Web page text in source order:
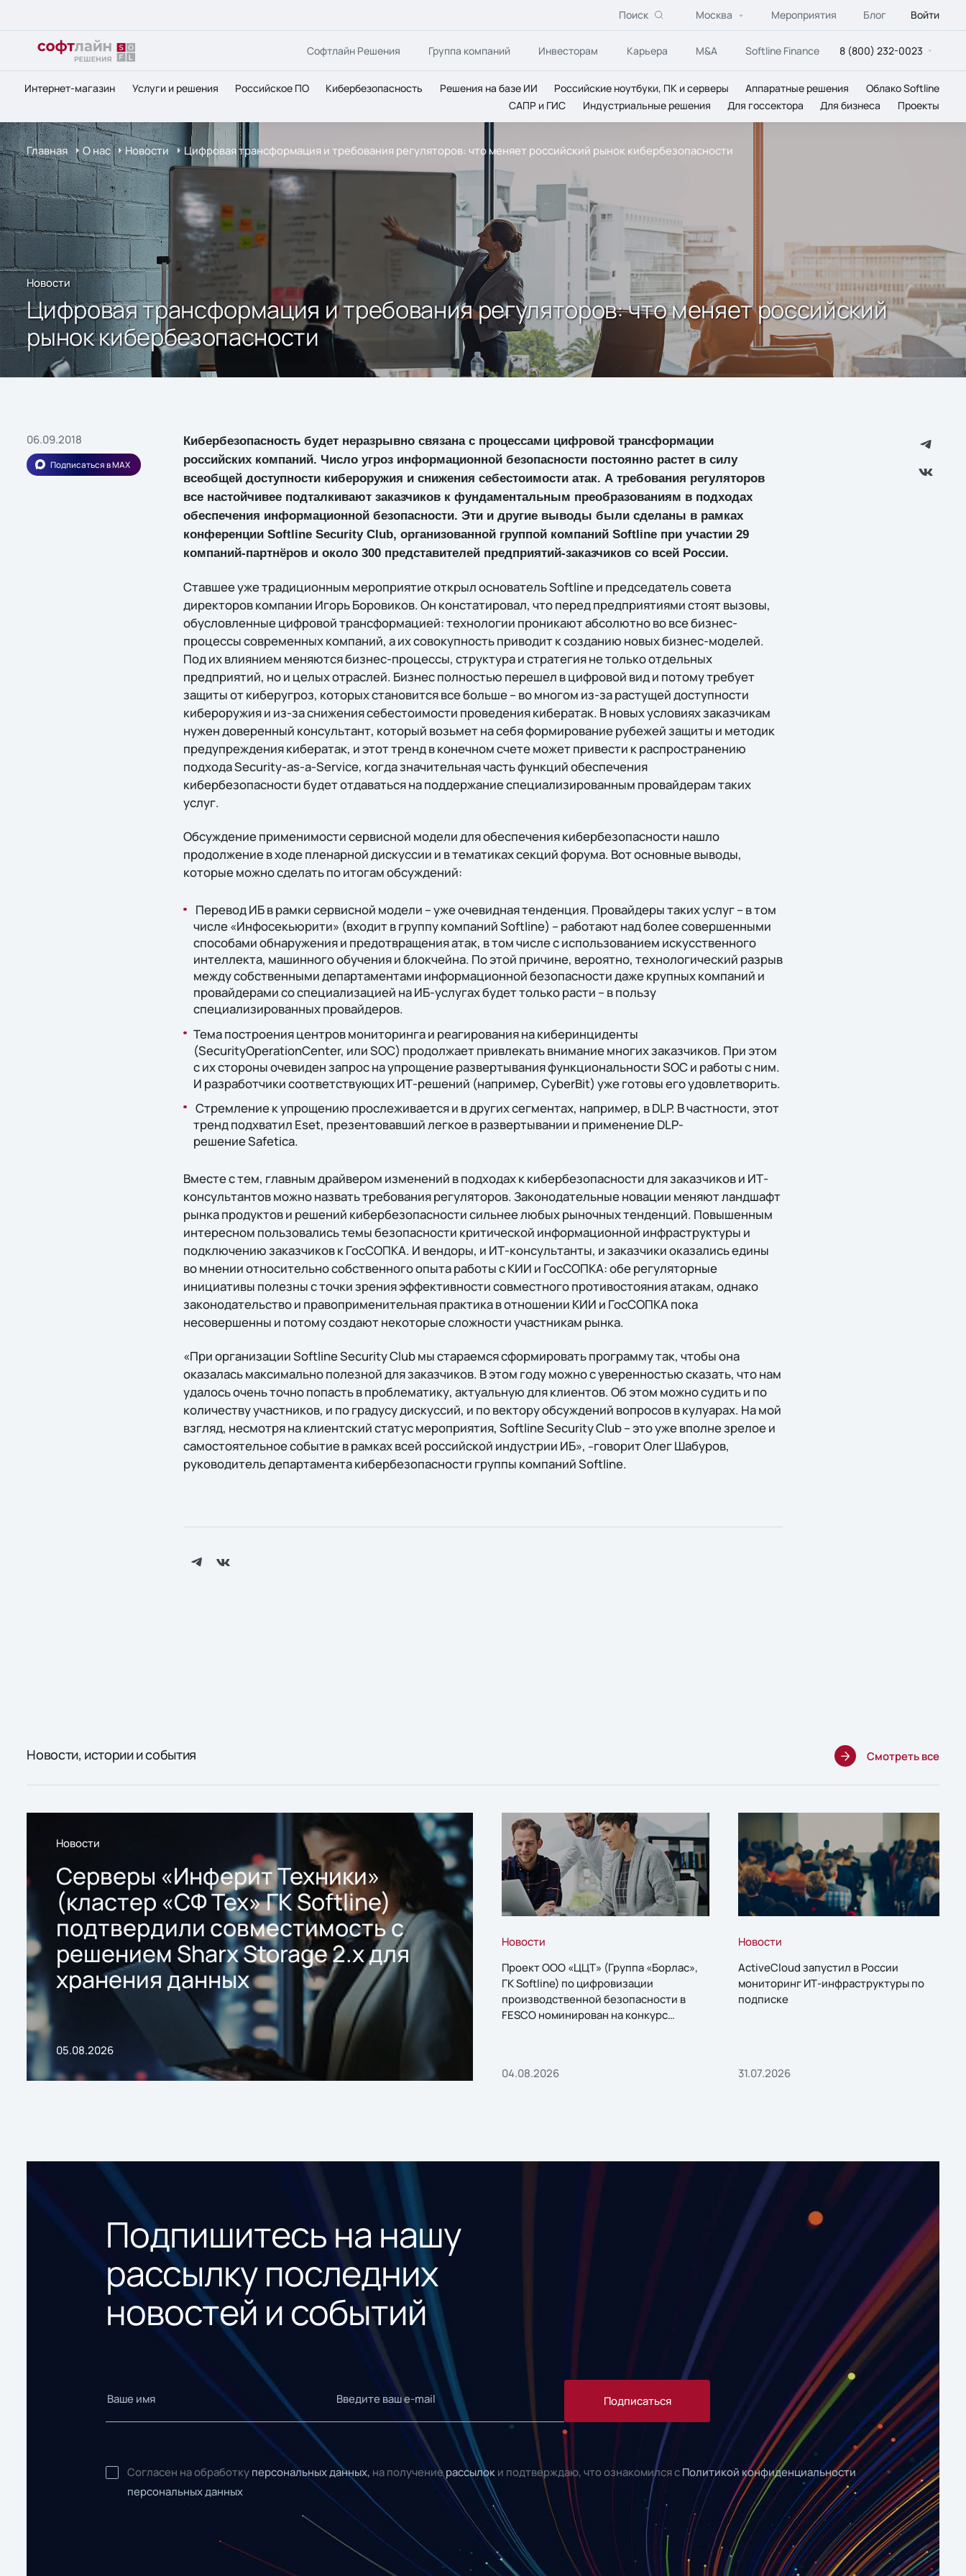
Поиск Москва Мероприятия Блог Войти
Софтлайн Решения Группа компаний Инвесторам Карьера M&A Softline Finance 8 (800) 232-0023
Интернет-магазин Услуги и решения Российское ПО Кибербезопасность Решения на базе ИИ Российские ноутбуки, ПК и серверы Аппаратные решения
Облако Softline
САПР и ГИС
Индустриальные решения Для госсектора Для бизнеса Проекты
Главная О нас Новости Цифровая трансформация и требования регуляторов: что меняет российский рынок кибербезопасности
Новости
Цифровая трансформация и требования регуляторов: что меняет российский
рынок кибербезопасности
06.09.2018
Подписаться в MAX
Кибербезопасность будет неразрывно связана с процессами цифровой трансформации
российских компаний. Число угроз информационной безопасности постоянно растет в силу
всеобщей доступности кибероружия и снижения себестоимости атак. А требования регуляторов
все настойчивее подталкивают заказчиков к фундаментальным преобразованиям в подходах
обеспечения информационной безопасности. Эти и другие выводы были сделаны в рамках
конференции Softline Security Club, организованной группой компаний Softline при участии 29
компаний-партнёров и около 300 представителей предприятий-заказчиков со всей России.
Ставшее уже традиционным мероприятие открыл основатель Softline и председатель совета
директоров компании Игорь Боровиков. Он констатировал, что перед предприятиями стоят вызовы,
обусловленные цифровой трансформацией: технологии проникают абсолютно во все бизнес-
процессы современных компаний, а их совокупность приводит к созданию новых бизнес-моделей.
Под их влиянием меняются бизнес-процессы, структура и стратегия не только отдельных
предприятий, но и целых отраслей. Бизнес полностью перешел в цифровой вид и потому требует
защиты от киберугроз, которых становится все больше – во многом из-за растущей доступности
кибероружия и из-за снижения себестоимости проведения кибератак. В новых условиях заказчикам
нужен доверенный консультант, который возьмет на себя формирование рубежей защиты и методик
предупреждения кибератак, и этот тренд в конечном счете может привести к распространению
подхода Security-as-a-Service, когда значительная часть функций обеспечения
кибербезопасности будет отдаваться на поддержание специализированным провайдерам таких
услуг.
Обсуждение применимости сервисной модели для обеспечения кибербезопасности нашло
продолжение в ходе пленарной дискуссии и в тематиках секций форума. Вот основные выводы,
которые можно сделать по итогам обсуждений:
Перевод ИБ в рамки сервисной модели – уже очевидная тенденция. Провайдеры таких услуг – в том
числе «Инфосекьюрити» (входит в группу компаний Softline) – работают над более совершенными
способами обнаружения и предотвращения атак, в том числе с использованием искусственного
интеллекта, машинного обучения и блокчейна. По этой причине, вероятно, технологический разрыв
между собственными департаментами информационной безопасности даже крупных компаний и
провайдерами со специализацией на ИБ-услугах будет только расти – в пользу
специализированных провайдеров.
Тема построения центров мониторинга и реагирования на киберинциденты
(SecurityOperationCenter, или SOC) продолжает привлекать внимание многих заказчиков. При этом
с их стороны очевиден запрос на упрощение развертывания функциональности SOC и работы с ним.
И разработчики соответствующих ИТ-решений (например, CyberBit) уже готовы его удовлетворить.
Стремление к упрощению прослеживается и в других сегментах, например, в DLP. В частности, этот
тренд подхватил Eset, презентовавший легкое в развертывании и применение DLP-
решение Safetica.
Вместе с тем, главным драйвером изменений в подходах к кибербезопасности для заказчиков и ИТ-
консультантов можно назвать требования регуляторов. Законодательные новации меняют ландшафт
рынка продуктов и решений кибербезопасности сильнее любых рыночных тенденций. Повышенным
интересном пользовались темы безопасности критической информационной инфраструктуры и
подключению заказчиков к ГосСОПКА. И вендоры, и ИТ-консультанты, и заказчики оказались едины
во мнении относительно собственного опыта работы с КИИ и ГосСОПКА: обе регуляторные
инициативы полезны с точки зрения эффективности совместного противостояния атакам, однако
законодательство и правоприменительная практика в отношении КИИ и ГосСОПКА пока
несовершенны и потому создают некоторые сложности участникам рынка.
«При организации Softline Security Club мы стараемся сформировать программу так, чтобы она
оказалась максимально полезной для заказчиков. В этом году можно с уверенностью сказать, что нам
удалось очень точно попасть в проблематику, актуальную для клиентов. Об этом можно судить и по
количеству участников, и по градусу дискуссий, и по вектору обсуждений вопросов в кулуарах. На мой
взгляд, несмотря на клиентский статус мероприятия, Softline Security Club – это уже вполне зрелое и
самостоятельное событие в рамках всей российской индустрии ИБ», –говорит Олег Шабуров,
руководитель департамента кибербезопасности группы компаний Softline.
Новости, истории и события Смотреть все
Новости
Серверы «Инферит Техники»
(кластер «СФ Тех» ГК Softline)
подтвердили совместимость с
решением Sharx Storage 2.x для
хранения данных
05.08.2026
Новости
Проект ООО «ЦЦТ» (Группа «Борлас»,
ГК Softline) по цифровизации
производственной безопасности в
FESCO номинирован на конкурс
04.08.2026
Новости
ActiveCloud запустил в России
мониторинг ИТ-инфраструктуры по
подписке
31.07.2026
Подпишитесь на нашу
рассылку последних
новостей и событий
Подписаться
Согласен на обработку персональных данных, на получениерассылок и подтверждаю, что ознакомился с Политикой конфиденциальности
персональных данных